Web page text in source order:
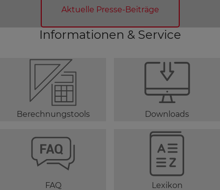
Aktuelle Presse-Beiträge
Informationen & Service
Berechnungstools Downloads
FAQ Lexikon